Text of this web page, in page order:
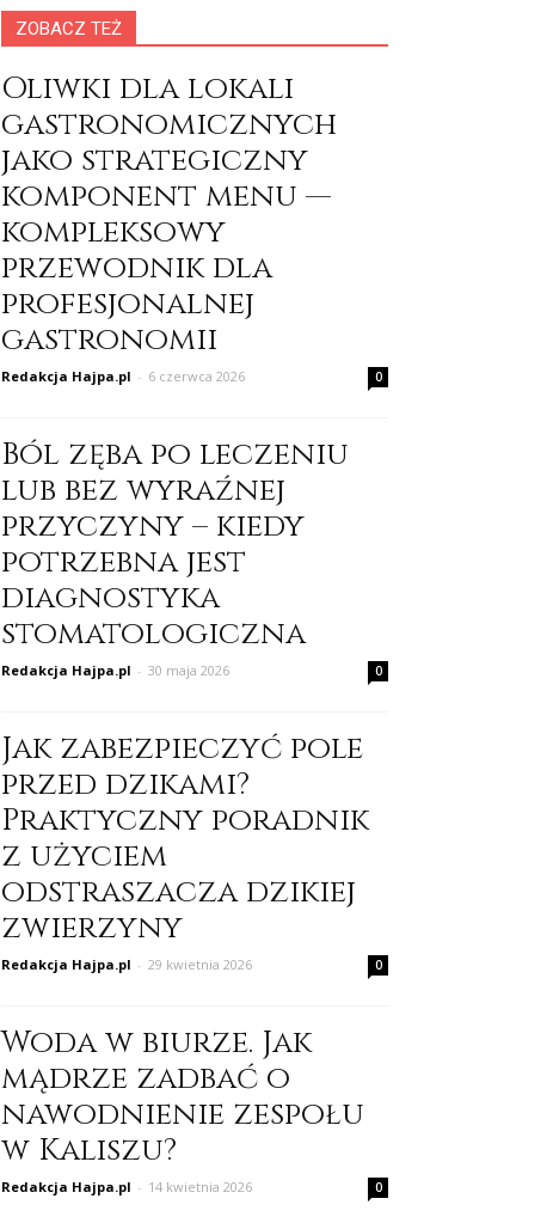
ZOBACZ TEŻ
Oliwki dla lokali
gastronomicznych
jako strategiczny
komponent menu —
kompleksowy
przewodnik dla
profesjonalnej
gastronomii
Redakcja Hajpa.pl - 6 czerwca 2026 0
Ból zęba po leczeniu
lub bez wyraźnej
przyczyny – kiedy
potrzebna jest
diagnostyka
stomatologiczna
Redakcja Hajpa.pl - 30 maja 2026 0
Jak zabezpieczyć pole
przed dzikami?
Praktyczny poradnik
z użyciem
odstraszacza dzikiej
zwierzyny
Redakcja Hajpa.pl - 29 kwietnia 2026 0
Woda w biurze. Jak
mądrze zadbać o
nawodnienie zespołu
w Kaliszu?
Redakcja Hajpa.pl - 14 kwietnia 2026 0